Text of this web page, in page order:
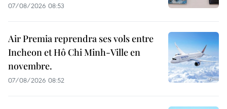
07/08/2026 08:53
Air Premia reprendra ses vols entre
Incheon et Hô Chi Minh-Ville en
novembre.
07/08/2026 08:52